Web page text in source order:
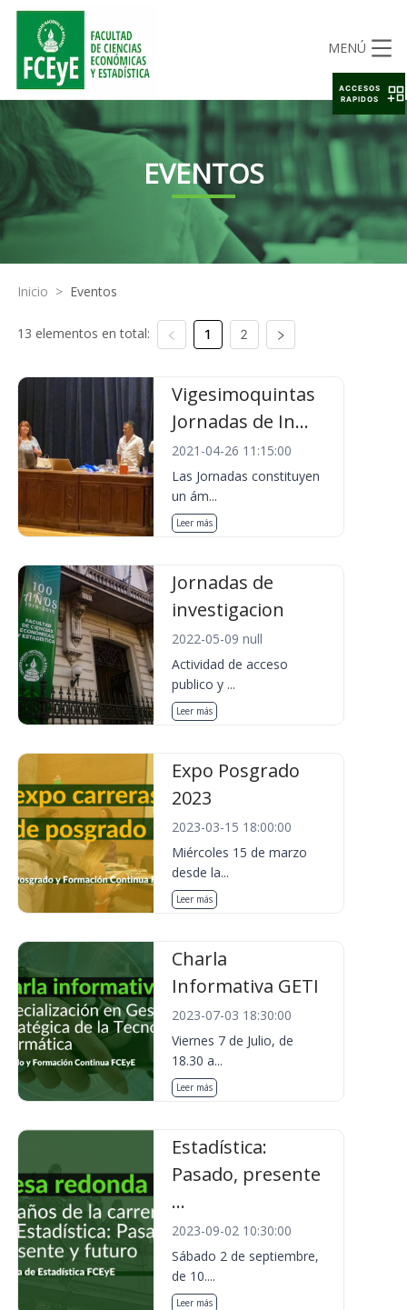
MENÚ
EVENTOS
Inicio > Eventos
13 elementos en total: 1 2
Vigesimoquintas
Jornadas de In...
2021-04-26 11:15:00
Las Jornadas constituyen
un ám...
Leer más
Jornadas de
investigacion
2022-05-09 null
Actividad de acceso
publico y ...
Leer más
Expo Posgrado
2023
2023-03-15 18:00:00
Miércoles 15 de marzo
desde la...
Leer más
Charla
Informativa GETI
2023-07-03 18:30:00
Viernes 7 de Julio, de
18.30 a...
Leer más
Estadística:
Pasado, presente
...
2023-09-02 10:30:00
Sábado 2 de septiembre,
de 10....
Leer más
ACCESOS
RAPIDOS